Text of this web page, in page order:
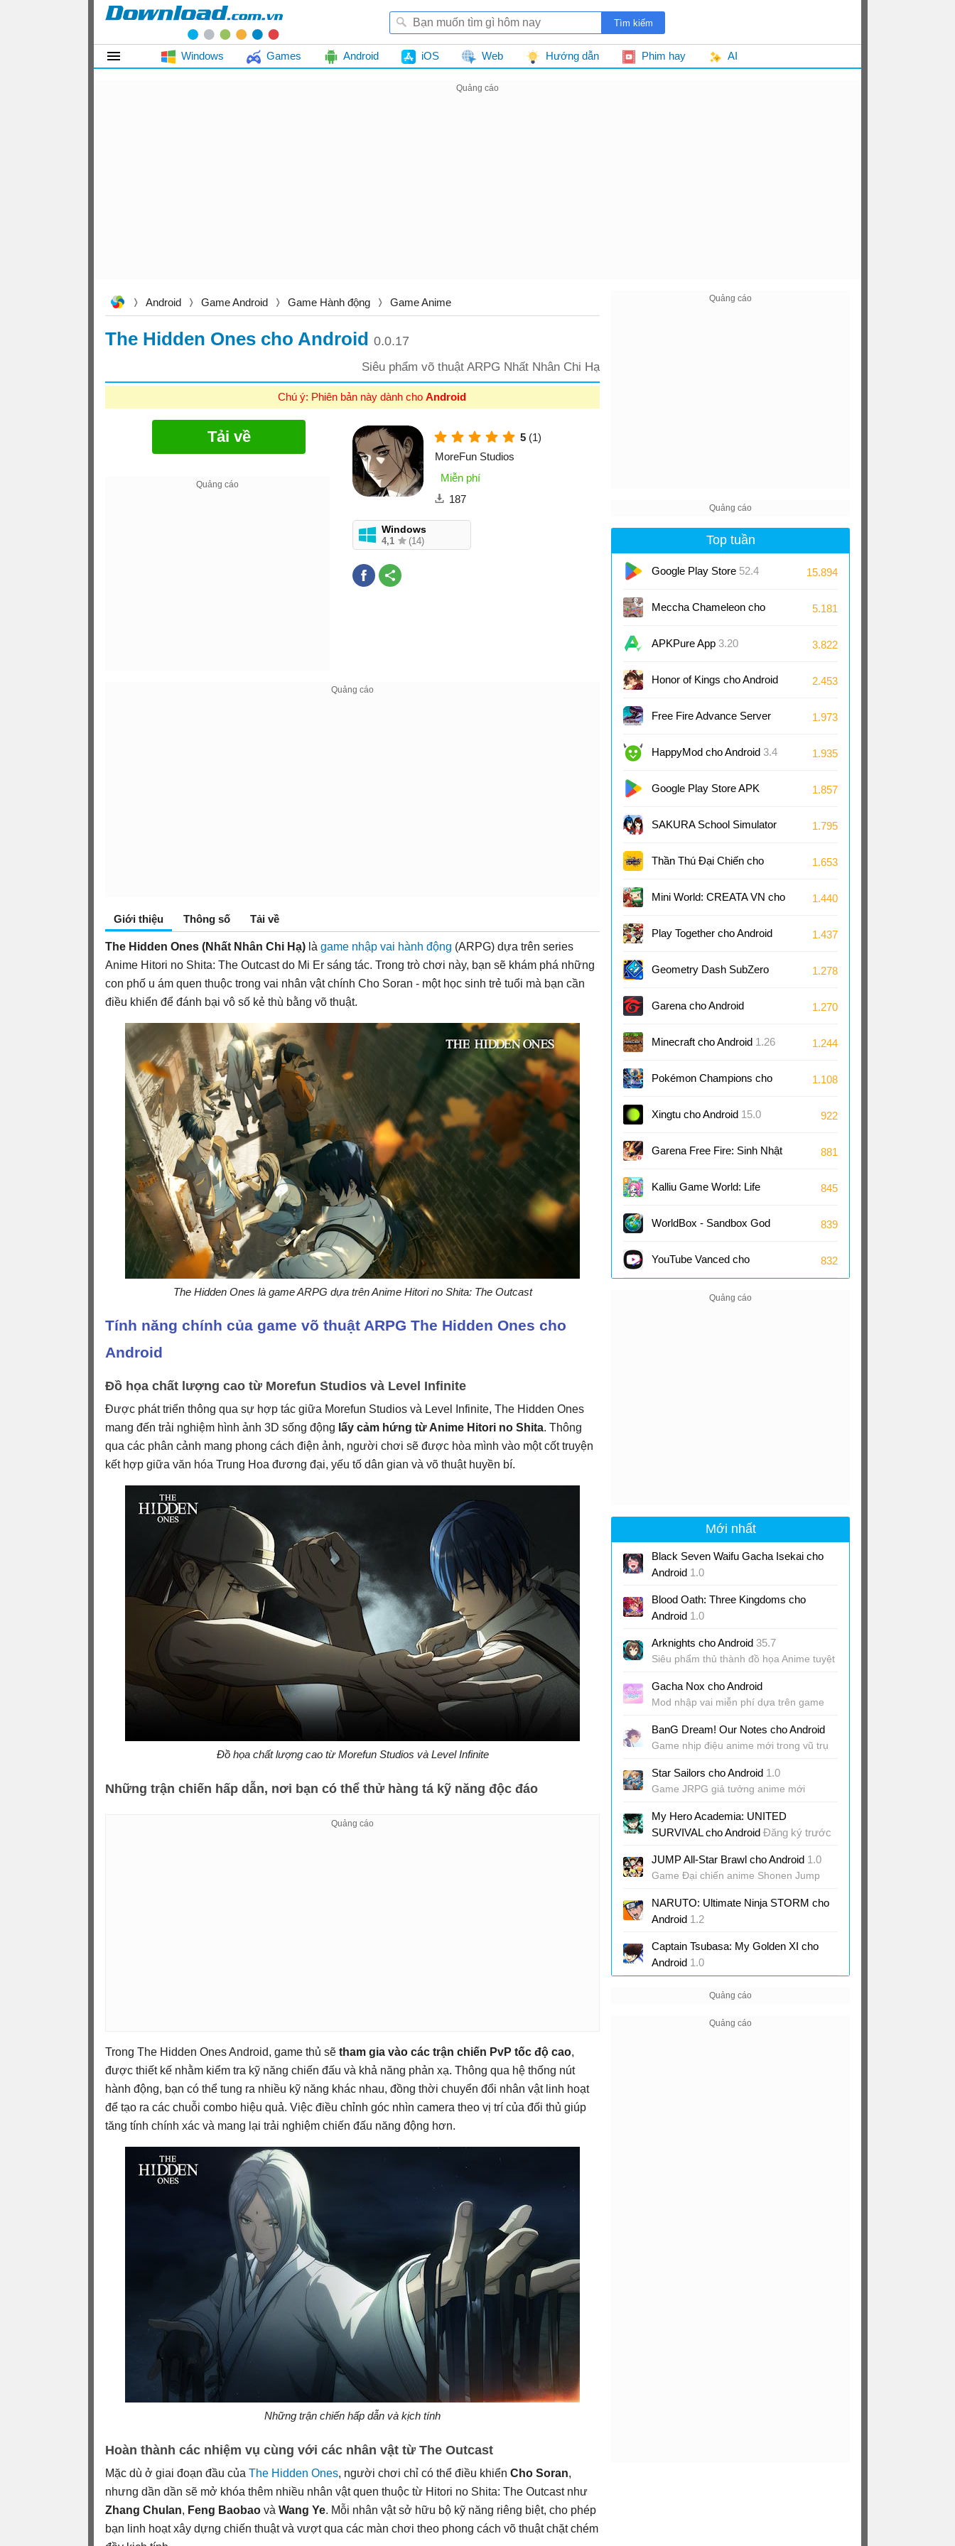
Windows Games Android iOS Web Hướng dẫn Phim hay AI
Android Game Android Game Hành động Game Anime
The Hidden Ones cho Android 0.0.17
Siêu phẩm võ thuật ARPG Nhất Nhân Chi Hạ
Chú ý: Phiên bản này dành cho Android
Tải về 5 (1)
MoreFun Studios
Miễn phí
187
Windows
4,1 (14)
Giới thiệu Thông số Tải về
The Hidden Ones (Nhất Nhân Chi Hạ) là game nhập vai hành động (ARPG) dựa trên series
Anime Hitori no Shita: The Outcast do Mi Er sáng tác. Trong trò chơi này, bạn sẽ khám phá những
con phố u ám quen thuộc trong vai nhân vật chính Cho Soran - một học sinh trẻ tuổi mà bạn cần
điều khiển để đánh bại vô số kẻ thù bằng võ thuật.
The Hidden Ones là game ARPG dựa trên Anime Hitori no Shita: The Outcast
Tính năng chính của game võ thuật ARPG The Hidden Ones cho
Android
Đồ họa chất lượng cao từ Morefun Studios và Level Infinite
Được phát triển thông qua sự hợp tác giữa Morefun Studios và Level Infinite, The Hidden Ones
mang đến trải nghiệm hình ảnh 3D sống động lấy cảm hứng từ Anime Hitori no Shita. Thông
qua các phân cảnh mang phong cách điện ảnh, người chơi sẽ được hòa mình vào một cốt truyện
kết hợp giữa văn hóa Trung Hoa đương đại, yếu tố dân gian và võ thuật huyền bí.
Đồ họa chất lượng cao từ Morefun Studios và Level Infinite
Những trận chiến hấp dẫn, nơi bạn có thể thử hàng tá kỹ năng độc đáo
Trong The Hidden Ones Android, game thủ sẽ tham gia vào các trận chiến PvP tốc độ cao,
được thiết kế nhằm kiểm tra kỹ năng chiến đấu và khả năng phản xạ. Thông qua hệ thống nút
hành động, bạn có thể tung ra nhiều kỹ năng khác nhau, đồng thời chuyển đổi nhân vật linh hoạt
để tạo ra các chuỗi combo hiệu quả. Việc điều chỉnh góc nhìn camera theo vị trí của đối thủ giúp
tăng tính chính xác và mang lại trải nghiệm chiến đấu năng động hơn.
Những trận chiến hấp dẫn và kịch tính
Hoàn thành các nhiệm vụ cùng với các nhân vật từ The Outcast
Mặc dù ở giai đoạn đầu của The Hidden Ones, người chơi chỉ có thể điều khiển Cho Soran,
nhưng dần dần sẽ mở khóa thêm nhiều nhân vật quen thuộc từ Hitori no Shita: The Outcast như
Zhang Chulan, Feng Baobao và Wang Ye. Mỗi nhân vật sở hữu bộ kỹ năng riêng biệt, cho phép
bạn linh hoạt xây dựng chiến thuật và vượt qua các màn chơi theo phong cách võ thuật chặt chém
Top tuần
Google Play Store 52.4 15.894
Meccha Chameleon cho
Android
5.181
APKPure App 3.20 3.822
Honor of Kings cho Android
11.4
2.453
Free Fire Advance Server
66.53
1.973
HappyMod cho Android 3.4 1.935
Google Play Store APK
(Android TV) 51.8
1.857
SAKURA School Simulator
cho Android 1.048
1.795
Thần Thú Đại Chiến cho
Android
1.653
Mini World: CREATA VN cho
Android 1.7
1.440
Play Together cho Android
2.29
1.437
Geometry Dash SubZero
cho Android 2.2
1.278
Garena cho Android 1.270
Minecraft cho Android 1.26 1.244
Pokémon Champions cho
Android 1.1
1.108
Xingtu cho Android 15.0 922
Garena Free Fire: Sinh Nhật
9 Tuổi cho Android 1.126
881
Kalliu Game World: Life
Story cho Android 8.75
845
WorldBox - Sandbox God
Sim cho Android 0.51
839
YouTube Vanced cho 832
Mới nhất
Black Seven Waifu Gacha Isekai cho
Android 1.0
cứu vương quốc
Blood Oath: Three Kingdoms cho
Android 1.0
chiến thuật mãn nhãn
Arknights cho Android 35.7
Siêu phẩm thủ thành đồ họa Anime tuyệt
Gacha Nox cho Android
Mod nhập vai miễn phí dựa trên game
BanG Dream! Our Notes cho Android
Game nhịp điệu anime mới trong vũ trụ
Star Sailors cho Android 1.0
Game JRPG giả tưởng anime mới
My Hero Academia: UNITED
SURVIVAL cho Android Đăng ký trước
Hùng mới
JUMP All-Star Brawl cho Android 1.0
Game Đại chiến anime Shonen Jump
NARUTO: Ultimate Ninja STORM cho
Android 1.2
của Bandai Namco
Captain Tsubasa: My Golden XI cho
Android 1.0
Game bóng đá Captain Tsubasa mới